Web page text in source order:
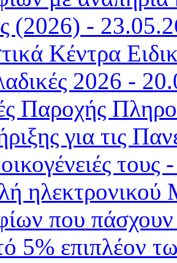
(2026) -
Κέντρα
2026 -
Παροχής
για τις
οικογένειές
ηλεκτρονικού
που
5% επιπλέον